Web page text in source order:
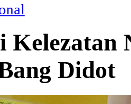
Kelezatan
Didot